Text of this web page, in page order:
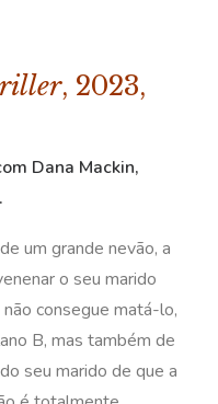
, 2023,
Dana Mackin,
um grande nevão, a
o seu marido
consegue matá-lo,
B, mas também de
seu marido de que a